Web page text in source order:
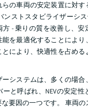
らの車両の安定装置に対す
ンストスタビライザーシス
- 乗りの質を改善し、安
を最適化することにより
により、快適性を占める
システムは、多くの場合
と呼ばれ、NEVの安定性
要因の一つです。 車両